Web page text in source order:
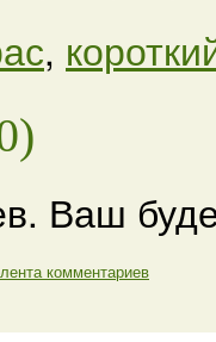
,
Ваш
комментариев